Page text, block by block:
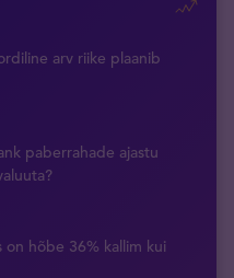
arv riike plaanib
paberrahade ajastu
on hõbe 36% kallim kui